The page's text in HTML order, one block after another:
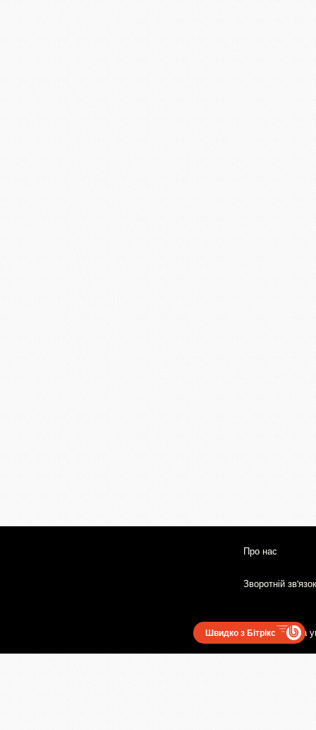
Про нас
Зворотній зв'язок
Користувацька
Швидко з Бітрікс